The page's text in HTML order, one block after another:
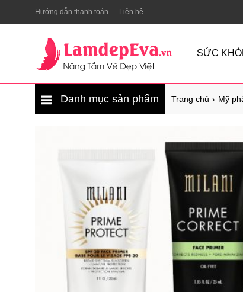
Hướng dẫn thanh toán Liên hệ
SỨC
Danh mục sản phẩm Trang chủ Mỹ